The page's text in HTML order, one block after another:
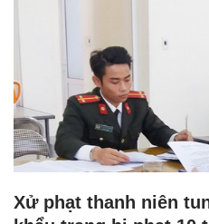
Xử phạt thanh niên